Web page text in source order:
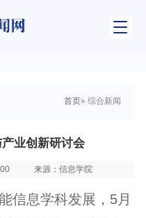
首页» 综合新闻
业创新研讨会
来源：信息学院
信息学科发展，5月